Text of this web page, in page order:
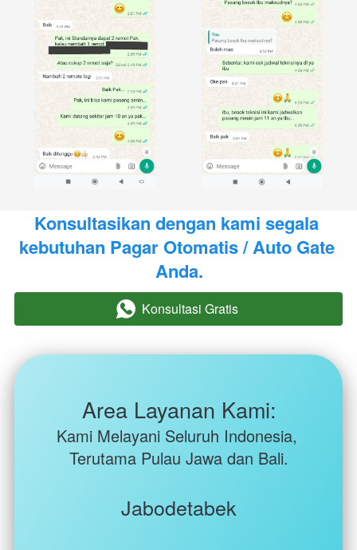
Konsultasikan dengan kami segala
kebutuhan Pagar Otomatis / Auto Gate
Anda.
` Konsultasi Gratis
Area Layanan Kami:
Kami Melayani Seluruh Indonesia,
Terutama Pulau Jawa dan Bali.
Jabodetabek